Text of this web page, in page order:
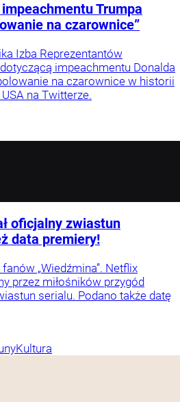
Trumpa
na czarownice”
Izba Reprezentantów
impeachmentu Donalda
na czarownice w historii
USA na Twitterze.
oficjalny zwiastun
data premiery!
„Wiedźmina”. Netflix
przez miłośników przygód
serialu. Podano także datę
Kultura